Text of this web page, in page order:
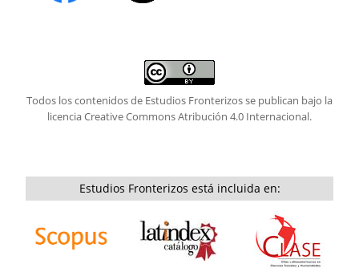
Todos los contenidos de Estudios Fronterizos se publican bajo la
licenciaCreative Commons Atribución 4.0 Internacional.
Estudios Fronterizos está incluida en: